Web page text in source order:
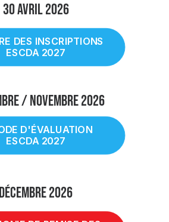
30 Avril 2026
DES INSCRIPTIONS
ESCDA 2027
/ NOVEMBRE 2026
D'ÉVALUATION
ESCDA 2027
DÉCEMBRE 2026